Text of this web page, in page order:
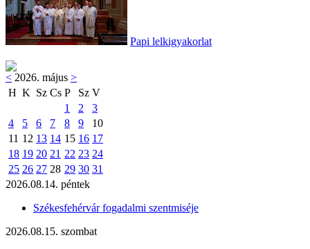
Papi lelkigyakorlat
< 2026. május >
H K Sz Cs P Sz V
1
2
3
4
5 6 7 8 9
10
11 12 13 14 15 16 17
18 19 20 21 22 23 24
25 26 27 28 29 30 31
2026.08.14. péntek
Székesfehérvár fogadalmi szentmiséje
2026.08.15. szombat